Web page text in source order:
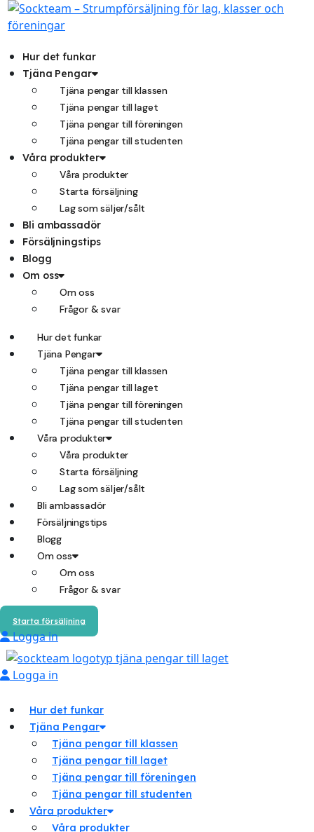
Hoppa
till
Hur det funkar
Tjäna Pengar
Tjäna pengar till klassen
Tjäna pengar till laget
Tjäna pengar till föreningen
Tjäna pengar till studenten
Våra produkter
Våra produkter
Starta försäljning
Lag som säljer/sålt
Bli ambassadör
Försäljningstips
Blogg
Om oss
Om oss
Frågor & svar
Hur det funkar
Tjäna Pengar
Tjäna pengar till klassen
Tjäna pengar till laget
Tjäna pengar till föreningen
Tjäna pengar till studenten
Våra produkter
Våra produkter
Starta försäljning
Lag som säljer/sålt
Bli ambassadör
Försäljningstips
Blogg
Om oss
Om oss
Frågor & svar
Starta försäljning
Logga in
Logga in
Hur det funkar
Tjäna Pengar
Tjäna pengar till klassen
Tjäna pengar till laget
Tjäna pengar till föreningen
Tjäna pengar till studenten
Våra produkter
Våra produkter